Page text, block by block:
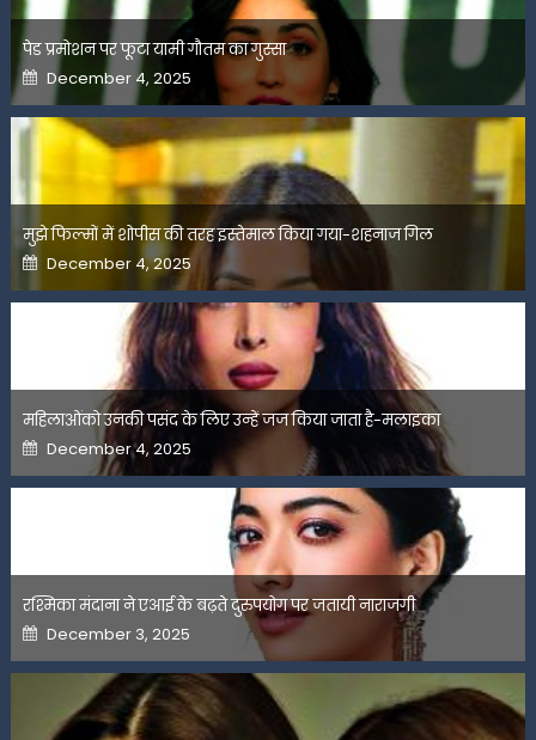
पेड प्रमोशन पर फूटा यामी गौतम का गुस्सा
Posted
on
December 4, 2025
मुझे फिल्मों में शोपीस की तरह इस्तेमाल किया गया-शहनाज गिल
Posted
on
December 4, 2025
महिलाओंको उनकी पसंद के लिए उन्हें जज किया जाता है-मलाइका
Posted
on
December 4, 2025
रश्मिका मंदाना ने एआई के बढ़ते दुरुपयोग पर जतायी नाराजगी
Posted
on
December 3, 2025